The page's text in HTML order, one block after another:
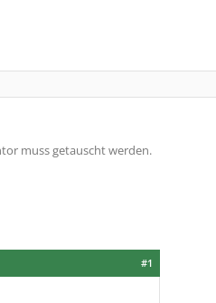
muss getauscht werden.
#1